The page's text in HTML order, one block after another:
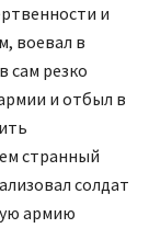
и
воевал в
сам резко
и отбыл в
странный
солдат
армию